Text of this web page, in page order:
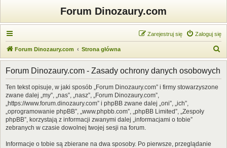
Forum Dinozaury.com
Zaloguj się
Zarejestruj się
Forum Dinozaury.com Strona główna
z
Forum Dinozaury.com - Zasady ochrony danych osobowych
Ten tekst opisuje, w jaki sposób „Forum Dinozaury.com” i firmy stowarzyszone
zwane dalej „my”, „nas”, „nasz”, „Forum Dinozaury.com”,
„https://www.forum.dinozaury.com” i phpBB zwane dalej „oni”, „ich”,
„oprogramowanie phpBB”, „www.phpbb.com”, „phpBB Limited”, „Zespoły
phpBB”, korzystają z informacji zwanymi dalej „informacjami o tobie”
zebranych w czasie dowolnej twojej sesji na forum.
Informacje o tobie są zbierane na dwa sposoby. Po pierwsze, przeglądanie